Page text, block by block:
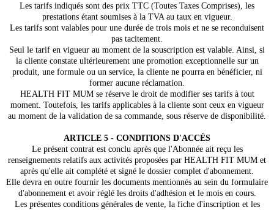
Les tarifs indiqués sont des prix TTC (Toutes Taxes Comprises), les
prestations étant soumises à la TVA au taux en vigueur.
Les tarifs sont valables pour une durée de trois mois et ne se reconduisent
pas tacitement.
Seul le tarif en vigueur au moment de la souscription est valable. Ainsi, si
la cliente constate ultérieurement une promotion exceptionnelle sur un
produit, une formule ou un service, la cliente ne pourra en bénéficier, ni
former aucune réclamation.
HEALTH FIT MUM se réserve le droit de modifier ses tarifs à tout
moment. Toutefois, les tarifs applicables à la cliente sont ceux en vigueur
au moment de la validation de sa commande, sous réserve de disponibilité.
ARTICLE 5 - CONDITIONS D'ACCÈS
Le présent contrat est conclu après que l'Abonnée ait reçu les
renseignements relatifs aux activités proposées par HEALTH FIT MUM et
après qu'elle ait complété et signé le dossier complet d'abonnement.
Elle devra en outre fournir les documents mentionnés au sein du formulaire
d'abonnement et avoir réglé les droits d'adhésion et le mois en cours.
Les présentes conditions générales de vente, la fiche d'inscription et les